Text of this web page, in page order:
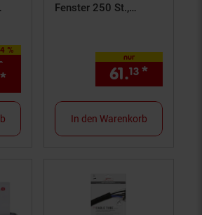
%
Prozent,
* Aktueller Preis: 149,
Fenster 250 St.,
nur
61.13 *
In den Warenkorb